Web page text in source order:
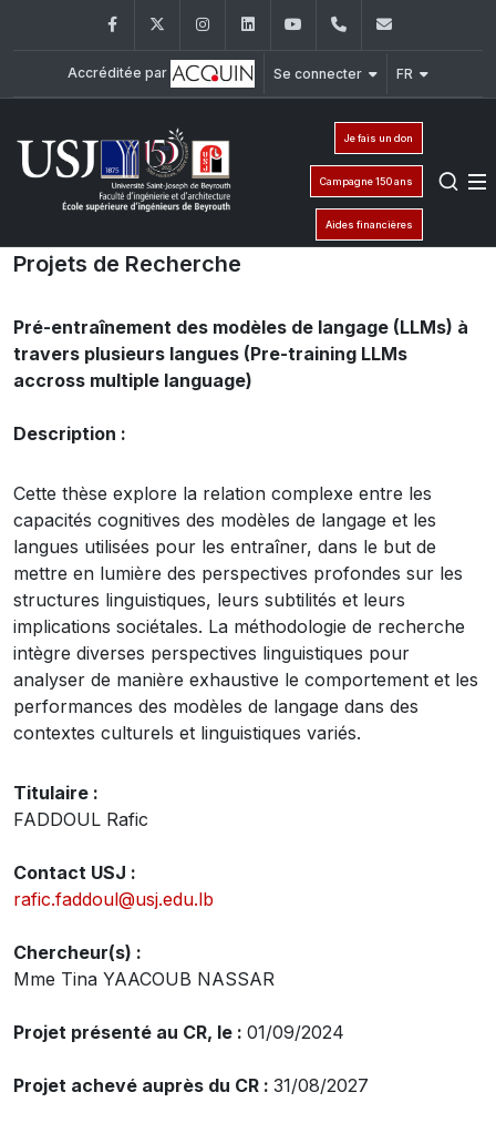
FacebookTwitter InstagramLinkedInYouTube+961 (1) 421 317
Accréditée par Se connecter FR
Je fais un don
Campagne 150 ans
Aides financières
Projets de Recherche
Pré-entraînement des modèles de langage (LLMs) à
travers plusieurs langues (Pre-training LLMs
accross multiple language)
Description :
Cette thèse explore la relation complexe entre les
capacités cognitives des modèles de langage et les
langues utilisées pour les entraîner, dans le but de
mettre en lumière des perspectives profondes sur les
structures linguistiques, leurs subtilités et leurs
implications sociétales. La méthodologie de recherche
intègre diverses perspectives linguistiques pour
analyser de manière exhaustive le comportement et les
performances des modèles de langage dans des
contextes culturels et linguistiques variés.
Titulaire :
FADDOUL Rafic
Contact USJ :
rafic.faddoul@usj.edu.lb
Chercheur(s) :
Mme Tina YAACOUB NASSAR
Projet présenté au CR, le : 01/09/2024
Projet achevé auprès du CR : 31/08/2027